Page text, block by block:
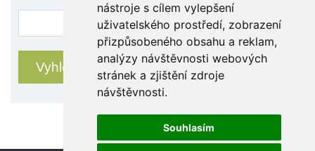
nástroje s cílem vylepšení
uživatelského prostředí, zobrazení
přizpůsobeného obsahu a reklam,
analýzy návštěvnosti webových
stránek a zjištění zdroje
návštěvnosti.
Souhlasím